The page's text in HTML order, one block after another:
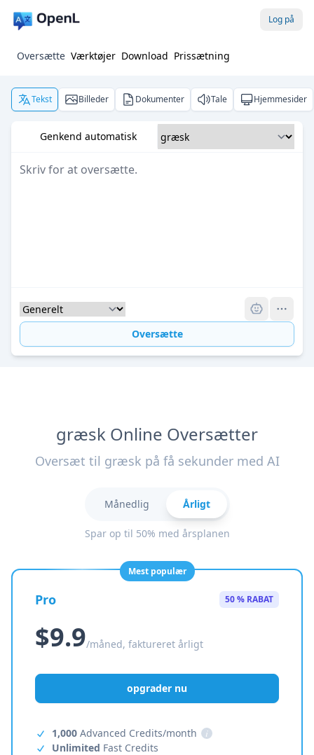
Log på
Oversætte Værktøjer Download Prissætning
Tekst Billeder Dokumenter Tale Hjemmesider
Genkend automatisk
Oversætte
græsk Online Oversætter
Oversæt til græsk på få sekunder med AI
Månedlig Årligt
Spar op til 50% med årsplanen
Mest populær
Pro 50 % RABAT
$9.9/måned, faktureret årligt
opgrader nu
1,000 Advanced Credits/month
i
Unlimited Fast Credits